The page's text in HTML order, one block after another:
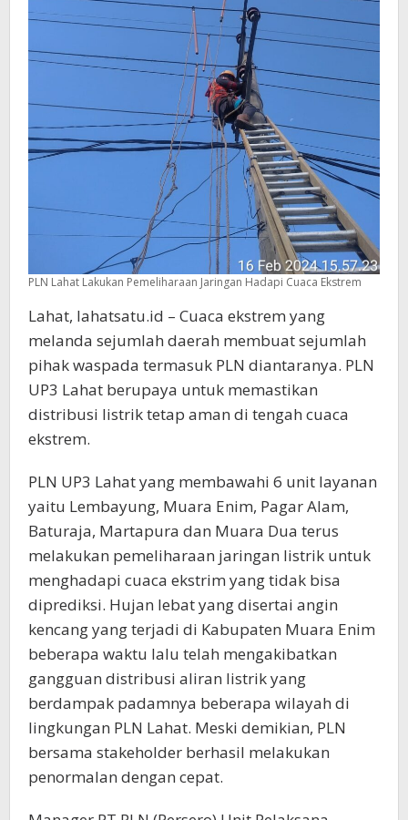
PLN Lahat Lakukan Pemeliharaan Jaringan Hadapi Cuaca Ekstrem
Lahat, lahatsatu.id – Cuaca ekstrem yang
melanda sejumlah daerah membuat sejumlah
pihak waspada termasuk PLN diantaranya. PLN
UP3 Lahat berupaya untuk memastikan
distribusi listrik tetap aman di tengah cuaca
ekstrem.
PLN UP3 Lahat yang membawahi 6 unit layanan
yaitu Lembayung, Muara Enim, Pagar Alam,
Baturaja, Martapura dan Muara Dua terus
melakukan pemeliharaan jaringan listrik untuk
menghadapi cuaca ekstrim yang tidak bisa
diprediksi. Hujan lebat yang disertai angin
kencang yang terjadi di Kabupaten Muara Enim
beberapa waktu lalu telah mengakibatkan
gangguan distribusi aliran listrik yang
berdampak padamnya beberapa wilayah di
lingkungan PLN Lahat. Meski demikian, PLN
bersama stakeholder berhasil melakukan
penormalan dengan cepat.